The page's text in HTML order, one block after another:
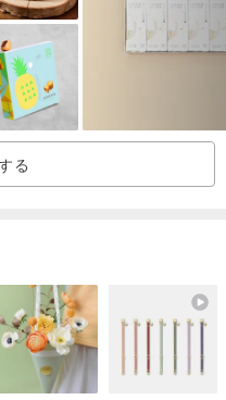
構成は、主に物理的なオブジ
。
の配慮により劣化した食品に
は、製品を受け取った直後
。写真を添付してお知らせく
の時間に基づいています）
す。それ以外の場合、交換
る